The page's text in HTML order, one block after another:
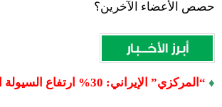
حصص الأعضاء الآخرين؟
♦ “المركزي” الإيراني: 30% ارتفاع السيولة النقدية